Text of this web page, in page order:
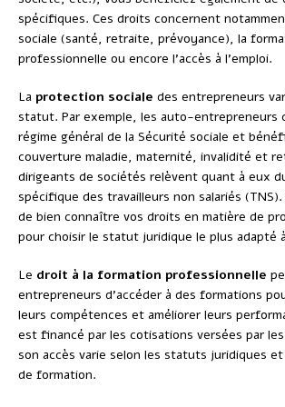
spécifiques. Ces droits concernent
sociale (santé, retraite, prévoyance), la
professionnelle ou encore l’accès à l’emploi.
La protection sociale des entrepreneurs
statut. Par exemple, les auto-entrepreneurs
régime général de la Sécurité sociale et
couverture maladie, maternité, invalidité et
dirigeants de sociétés relèvent quant à eux
spécifique des travailleurs non salariés
de bien connaître vos droits en matière de
pour choisir le statut juridique le plus adapté
Le droit à la formation professionnelle
entrepreneurs d’accéder à des formations
leurs compétences et améliorer leurs
est financé par les cotisations versées par
son accès varie selon les statuts juridiques et
de formation.